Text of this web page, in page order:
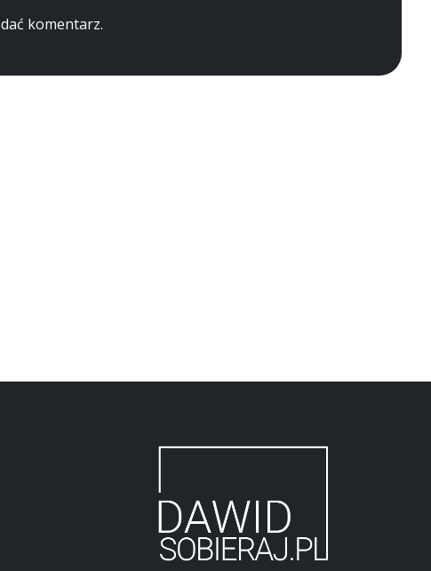
komentarz.